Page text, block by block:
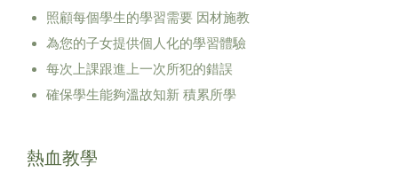
照顧每個學生的學習需要 因材施教
為您的子女提供個人化的學習體驗
每次上課跟進上一次所犯的錯誤
確保學生能夠溫故知新 積累所學
熱血教學